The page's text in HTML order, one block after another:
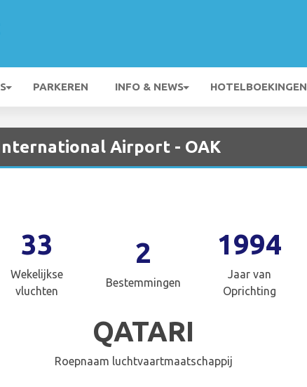
PARKEREN INFO & NEWS HOTELBOEKINGEN
Airport - OAK
33
Wekelijkse
vluchten
2
Bestemmingen
1994
Jaar van
Oprichting
QATARI
Roepnaam luchtvaartmaatschappij